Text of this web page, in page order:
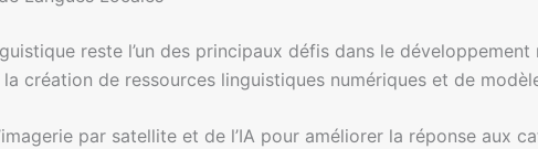
reste l’un des principaux défis dans le développement
création de ressources linguistiques numériques et de
par satellite et de l’IA pour améliorer la réponse aux